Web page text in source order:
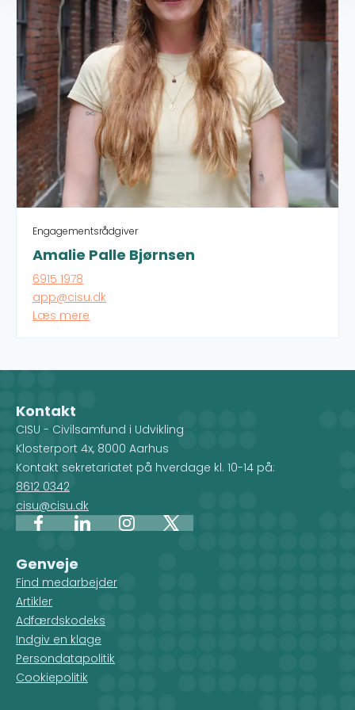
Engagementsrådgiver
Amalie Palle Bjørnsen
6915 1978
app@cisu.dk
Læs mere
Udenrigsministeriets Oplysnings- og
og folkemøder.
Kontakt
CISU - Civilsamfund i Udvikling
Klosterport 4x, 8000 Aarhus
Kontakt sekretariatet på hverdage kl. 10-14 på:
8612 0342
cisu@cisu.dk
FacebookLinkedInInstagram
X
Genveje
Find medarbejder
Artikler
Adfærdskodeks
Indgiv en klage
Persondatapolitik
Cookiepolitik